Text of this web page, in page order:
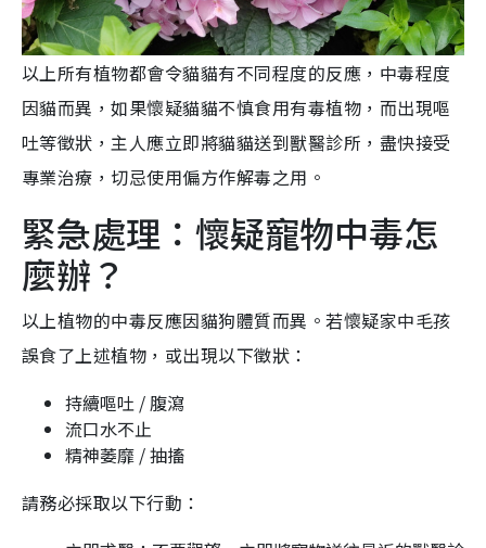
以上所有植物都會令貓貓有不同程度的反應，中毒程度
因貓而異，如果懷疑貓貓不慎食用有毒植物，而出現嘔
吐等徵狀，主人應立即將貓貓送到獸醫診所，盡快接受
專業治療，切忌使用偏方作解毒之用。
緊急處理：懷疑寵物中毒怎
麼辦？
以上植物的中毒反應因貓狗體質而異。若懷疑家中毛孩
誤食了上述植物，或出現以下徵狀：
持續嘔吐 / 腹瀉
流口水不止
精神萎靡 / 抽搐
請務必採取以下行動：